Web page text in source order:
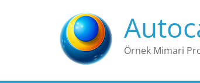
Örnek Mimari